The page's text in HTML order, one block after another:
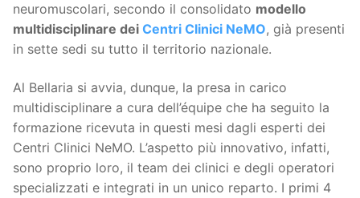
neuromuscolari, secondo il consolidato modello
multidisciplinare dei Centri Clinici NeMO, già presenti
in sette sedi su tutto il territorio nazionale.
Al Bellaria si avvia, dunque, la presa in carico
multidisciplinare a cura dell’équipe che ha seguito la
formazione ricevuta in questi mesi dagli esperti dei
Centri Clinici NeMO. L’aspetto più innovativo, infatti,
sono proprio loro, il team dei clinici e degli operatori
specializzati e integrati in un unico reparto. I primi 4